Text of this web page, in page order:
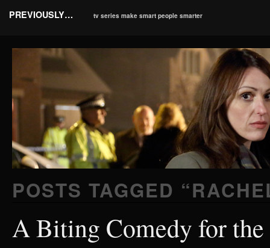
PREVIOUSLY… tv series make smart people smarter
POSTS TAGGED “
A Biting Comedy for